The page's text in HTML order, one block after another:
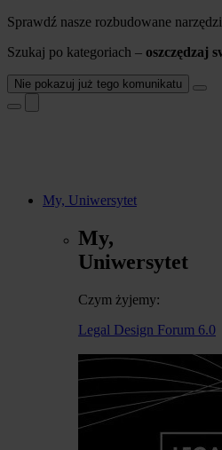
Sprawdź nasze rozbudowane
Szukaj po kategoriach – oszczędzaj
Nie pokazuj już tego komunikatu
My, Uniwersytet
My,
Uniwersytet
Czym żyjemy:
Legal Design Forum 6.0